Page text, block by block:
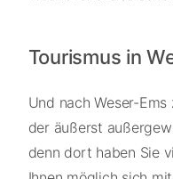
Tourismus in
Und nach Weser-
der äußerst
denn dort haben Sie